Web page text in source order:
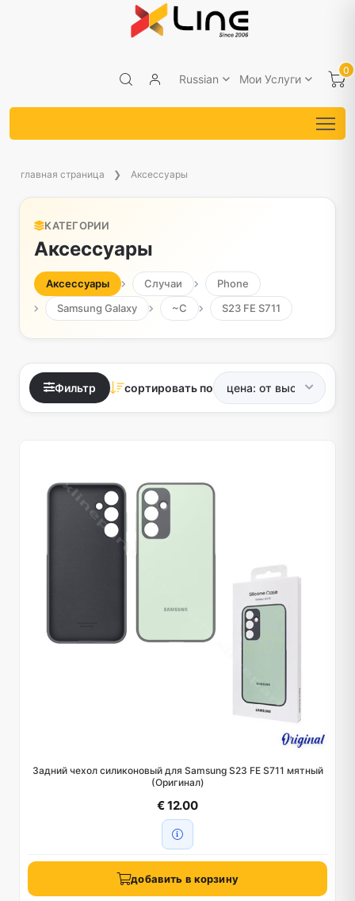
Russian Мои Услуги
0
главная страница Аксессуары
КАТЕГОРИИ
Аксессуары
Аксессуары Случаи
Phone
Samsung Galaxy
~С S23 FE S711
Фильтр сортировать по
Задний чехол силиконовый для Samsung S23 FE S711 мятный
(Оригинал)
€ 12.00
добавить в корзину